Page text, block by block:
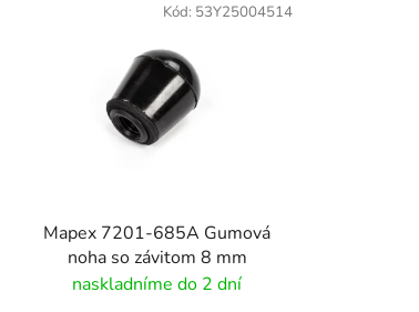
Mapex 7201-685A Gumová
noha so závitom 8 mm
naskladníme do 2 dní
Kód: 53Y25004514